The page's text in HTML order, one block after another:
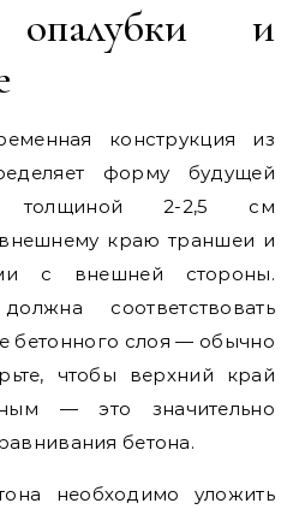
опалубки и
конструкция из
форму будущей
толщиной 2-2,5 см
краю траншеи и
с внешней стороны.
соответствовать
бетонного слоя — обычно
чтобы верхний край
— это значительно
бетона.
необходимо уложить